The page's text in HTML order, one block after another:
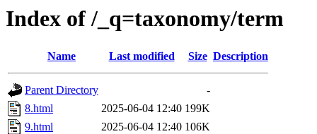
Index of /_q=taxonomy/term
Name Last modified Size Description
Parent Directory
-
8.html
2025-06-04 12:40 199K
9.html
2025-06-04 12:40 106K